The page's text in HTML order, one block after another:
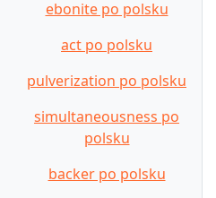
ebonite po polsku
act po polsku
pulverization po polsku
simultaneousness po
polsku
backer po polsku